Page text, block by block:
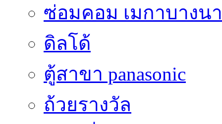
ซ่อมคอม เมกาบางนา
ดิลโด้
ตู้สาขา panasonic
ถ้วยรางวัล